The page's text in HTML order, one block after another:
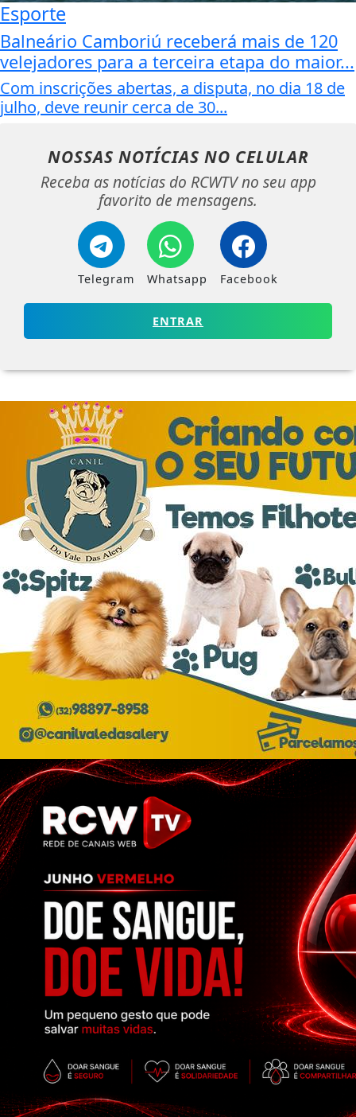
Esporte
Balneário Camboriú receberá mais de 120
velejadores para a terceira etapa do maior...
Com inscrições abertas, a disputa, no dia 18 de
julho, deve reunir cerca de 30...
NOSSAS NOTÍCIAS NO CELULAR
Receba as notícias do RCWTV no seu app
favorito de mensagens.
Telegram Whatsapp Facebook
ENTRAR